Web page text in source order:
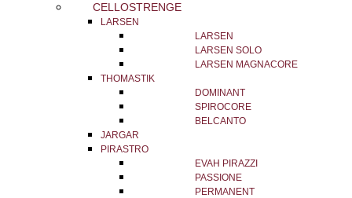
CELLOSTRENGE
LARSEN
LARSEN
LARSEN SOLO
LARSEN MAGNACORE
THOMASTIK
DOMINANT
SPIROCORE
BELCANTO
JARGAR
PIRASTRO
EVAH PIRAZZI
PASSIONE
PERMANENT